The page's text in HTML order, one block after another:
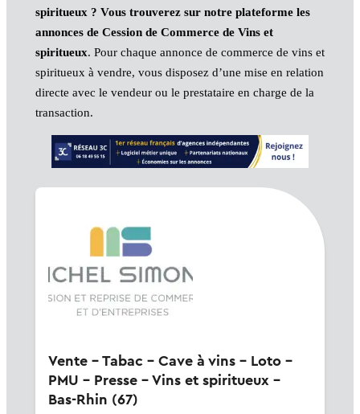
spiritueux ? Vous trouverez sur notre plateforme les
annonces de Cession de Commerce de Vins et
spiritueux. Pour chaque annonce de commerce de vins et
spiritueux à vendre, vous disposez d’une mise en relation
directe avec le vendeur ou le prestataire en charge de la
transaction.
Vente - Tabac - Cave à vins - Loto -
PMU - Presse - Vins et spiritueux -
Bas-Rhin (67)